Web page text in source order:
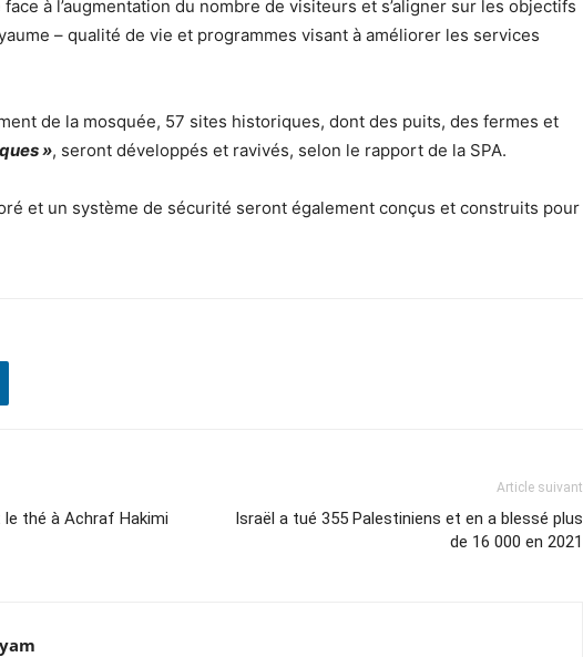
face à l’augmentation du nombre de visiteurs et s’aligner sur les objectifs
– qualité de vie et programmes visant à améliorer les services
de la mosquée, 57 sites historiques, dont des puits, des fermes et
», seront développés et ravivés, selon le rapport de la SPA.
et un système de sécurité seront également conçus et construits pour
le thé à Achraf Hakimi
Article suivant
Israël a tué 355 Palestiniens et en a blessé plus
de 16 000 en 2021